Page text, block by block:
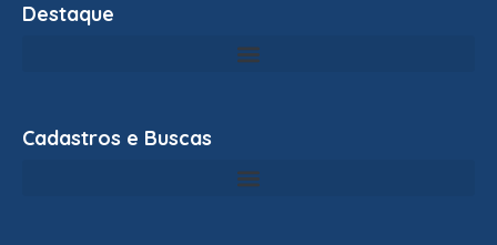
Destaque
Cadastros e Buscas